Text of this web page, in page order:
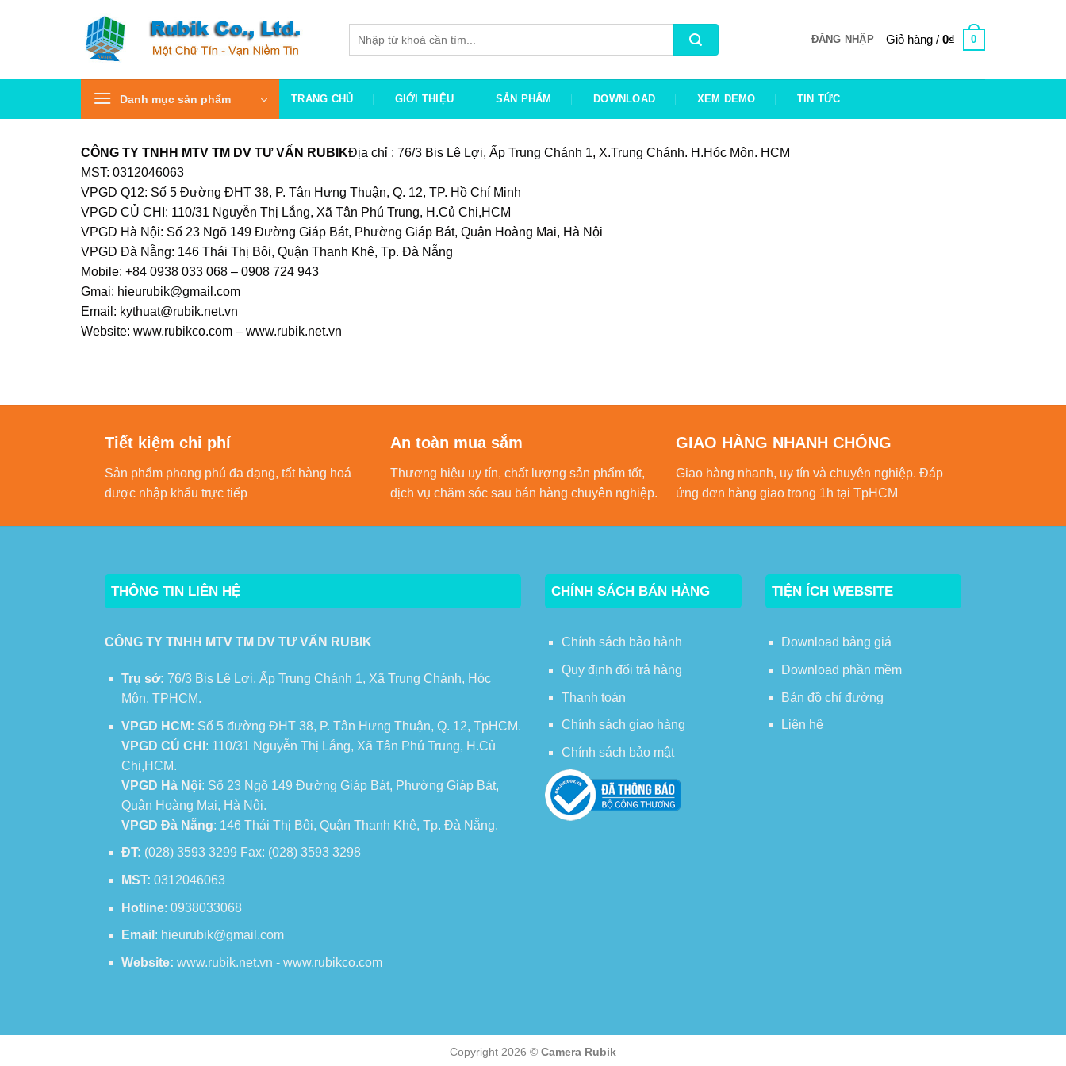
kiếm:
ĐĂNG NHẬP Giỏ hàng / 0₫ 0
Danh mục sản phẩm TRANG CHỦ GIỚI THIỆU SẢN PHẨM DOWNLOAD XEM DEMO TIN TỨC
CÔNG TY TNHH MTV TM DV TƯ VẤN RUBIKĐịa chỉ : 76/3 Bis Lê Lợi, Ấp Trung Chánh 1, X.Trung Chánh. H.Hóc Môn. HCM
MST: 0312046063
VPGD Q12: Số 5 Đường ĐHT 38, P. Tân Hưng Thuận, Q. 12, TP. Hồ Chí Minh
VPGD CỦ CHI: 110/31 Nguyễn Thị Lắng, Xã Tân Phú Trung, H.Củ Chi,HCM
VPGD Hà Nội: Số 23 Ngõ 149 Đường Giáp Bát, Phường Giáp Bát, Quận Hoàng Mai, Hà Nội
VPGD Đà Nẵng: 146 Thái Thị Bôi, Quận Thanh Khê, Tp. Đà Nẵng
Mobile: +84 0938 033 068 – 0908 724 943
Gmai: hieurubik@gmail.com
Email: kythuat@rubik.net.vn
Website: www.rubikco.com – www.rubik.net.vn
Tiết kiệm chi phí
Sản phẩm phong phú đa dạng, tất hàng hoá
được nhập khẩu trực tiếp
An toàn mua sắm
Thương hiệu uy tín, chất lượng sản phẩm tốt,
dịch vụ chăm sóc sau bán hàng chuyên nghiệp.
GIAO HÀNG NHANH CHÓNG
Giao hàng nhanh, uy tín và chuyên nghiệp. Đáp
ứng đơn hàng giao trong 1h tại TpHCM
THÔNG TIN LIÊN HỆ
CÔNG TY TNHH MTV TM DV TƯ VẤN RUBIK
Trụ sở: 76/3 Bis Lê Lợi, Ấp Trung Chánh 1, Xã Trung Chánh, Hóc
Môn, TPHCM.
VPGD HCM: Số 5 đường ĐHT 38, P. Tân Hưng Thuận, Q. 12, TpHCM.
VPGD CỦ CHI : 110/31 Nguyễn Thị Lắng, Xã Tân Phú Trung, H.Củ
Chi,HCM.
VPGD Hà Nội: Số 23 Ngõ 149 Đường Giáp Bát, Phường Giáp Bát,
Quận Hoàng Mai, Hà Nội.
VPGD Đà Nẵng: 146 Thái Thị Bôi, Quận Thanh Khê, Tp. Đà Nẵng.
ĐT: (028) 3593 3299 Fax: (028) 3593 3298
MST: 0312046063
Hotline: 0938033068
Email : hieurubik@gmail.com
Website: www.rubik.net.vn - www.rubikco.com
CHÍNH SÁCH BÁN HÀNG
Chính sách bảo hành
Quy định đổi trả hàng
Thanh toán
Chính sách giao hàng
Chính sách bảo mật
TIỆN ÍCH WEBSITE
Download bảng giá
Download phần mềm
Bản đồ chỉ đường
Liên hệ
Copyright 2026 © Camera Rubik